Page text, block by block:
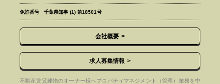
免許番号 千葉県知事 (1) 第18501号
会社概要
求人募集情報
不動産賃貸建物のオーナー様へプロパティマネジメント（管理）業務を中